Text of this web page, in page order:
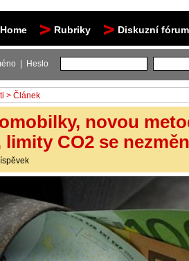
Home Rubriky Diskuzní fórum
| Heslo
> Článek
novou
CO2 se